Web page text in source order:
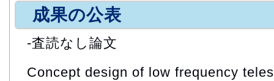
成果の公表
-査読なし論文
Concept design of low frequency